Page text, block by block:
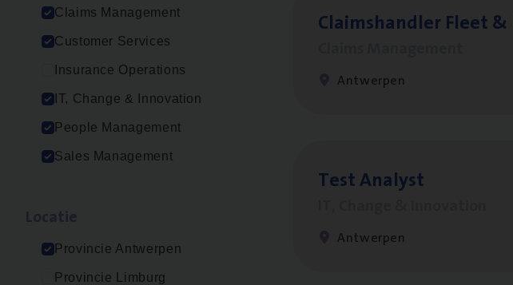
Claims Management
Customer Services
Insurance Operations
IT, Change & Innovation
People Management
Sales Management
Provincie Antwerpen
Provincie Limburg
Claims­hand­ler Fleet&
Antwerpen
Test Ana­lyst
Antwerpen